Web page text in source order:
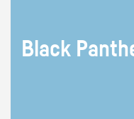
Black